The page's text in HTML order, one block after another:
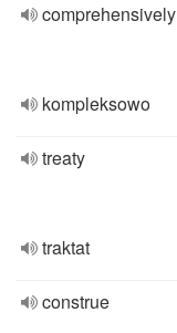
comprehensively
kompleksowo
treaty
traktat
construe